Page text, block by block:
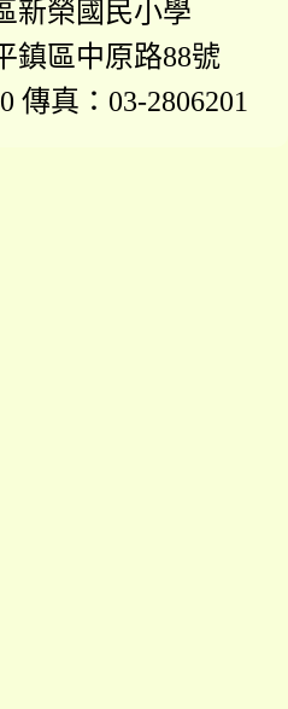
新榮國民小學
鎮區中原路88號
傳真：03-2806201